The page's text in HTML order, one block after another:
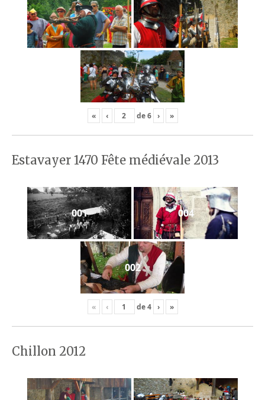
« ‹ de6 › »
Estavayer 1470 Fête médiévale 2013
001 004
002
« ‹ de4 › »
Chillon 2012